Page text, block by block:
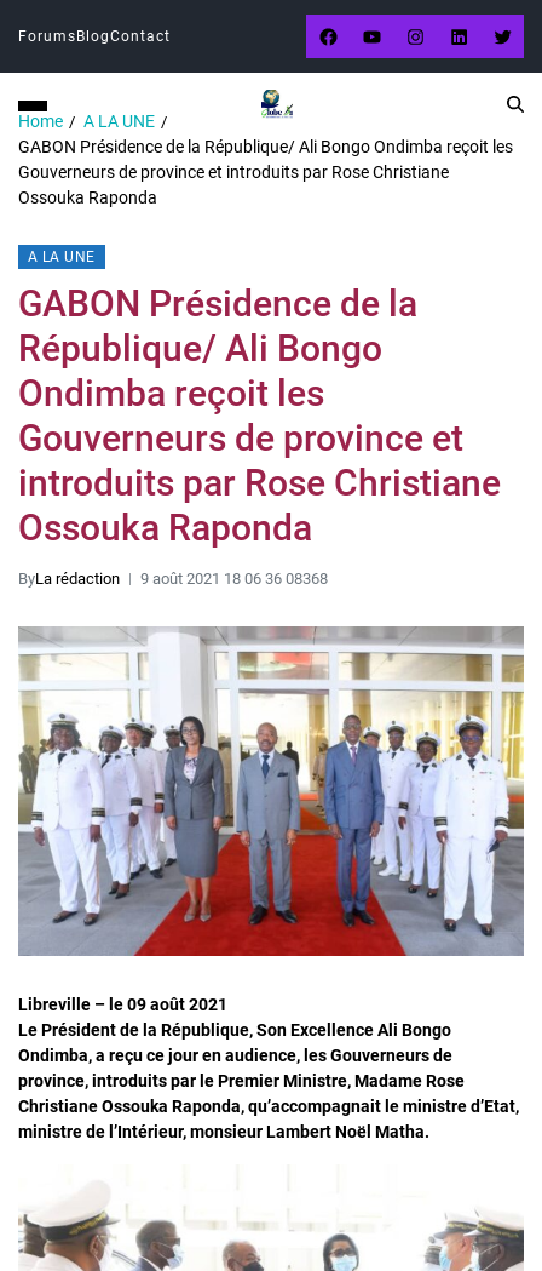
Forums BlogContact
Home
A LA UNE
GABON Présidence de la République/ Ali Bongo Ondimba reçoit les
Gouverneurs de province et introduits par Rose Christiane
Ossouka Raponda
A LA UNE
GABON Présidence de la
République/ Ali Bongo
Ondimba reçoit les
Gouverneurs de province et
introduits par Rose Christiane
Ossouka Raponda
ByLa rédaction 9 août 2021 18 06 36 08368
Libreville – le 09 août 2021
Le Président de la République, Son Excellence Ali Bongo
Ondimba, a reçu ce jour en audience, les Gouverneurs de
province, introduits par le Premier Ministre, Madame Rose
Christiane Ossouka Raponda, qu’accompagnait le ministre d’Etat,
ministre de l’Intérieur, monsieur Lambert Noël Matha.